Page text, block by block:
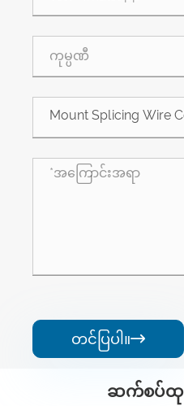
တင်ပြပါ။
ဆက်စပ်ထု